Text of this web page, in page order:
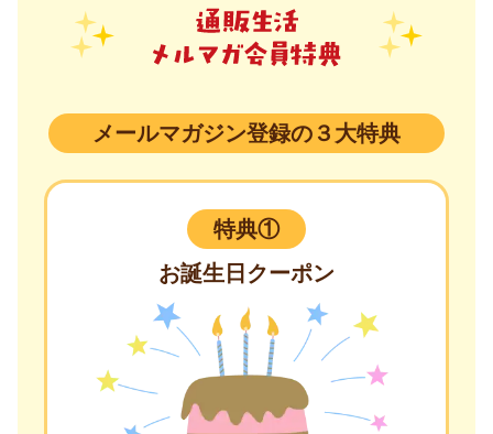
メールマガジン登録の３大特典
特典①
お誕生日クーポン